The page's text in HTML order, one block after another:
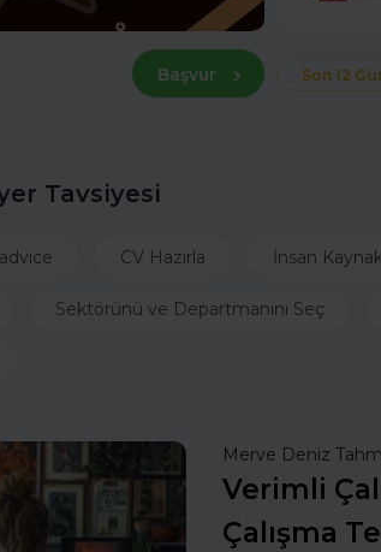
Başvur Son 12
Tavsiyesi
CV Hazırla İnsan
Sektörünü ve Departmanını Seç
Merve Deniz
Verimli
Çalışma